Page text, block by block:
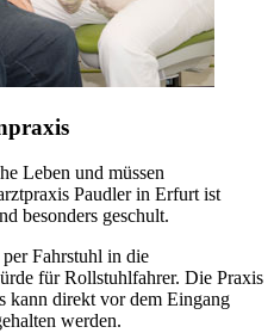
Leben und müssen
Paudler in Erfurt ist
besonders geschult.
Fahrstuhl in die
für Rollstuhlfahrer. Die Praxis
kann direkt vor dem Eingang
werden.